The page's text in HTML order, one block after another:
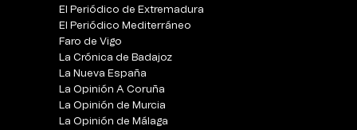
El Periódico de Extremadura
El Periódico Mediterráneo
Faro de Vigo
La Crónica de Badajoz
La Nueva España
La Opinión A Coruña
La Opinión de Murcia
La Opinión de Málaga